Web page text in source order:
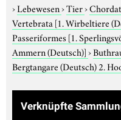
›Lebewesen›Tier›
Vertebrata [1. Wirbeltiere
Passeriformes [1.
Ammern (Deutsch)]›
Bergtangare (Deutsch) 2.
Verknüpfte